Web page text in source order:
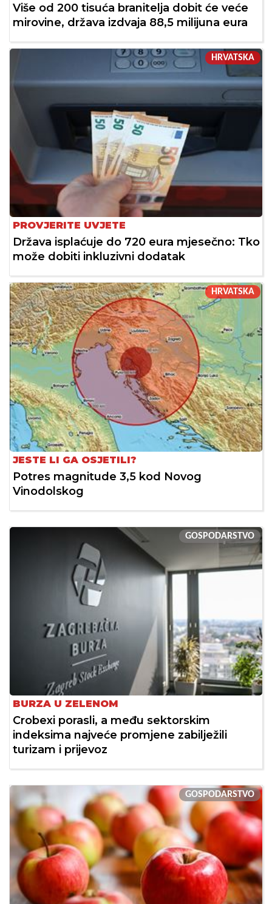
Više od 200 tisuća branitelja dobit će veće
mirovine, država izdvaja 88,5 milijuna eura
HRVATSKA
PROVJERITE UVJETE
Država isplaćuje do 720 eura mjesečno: Tko
može dobiti inkluzivni dodatak
HRVATSKA
JESTE LI GA OSJETILI?
Potres magnitude 3,5 kod Novog
Vinodolskog
GOSPODARSTVO
BURZA U ZELENOM
Crobexi porasli, a među sektorskim
indeksima najveće promjene zabilježili
turizam i prijevoz
GOSPODARSTVO